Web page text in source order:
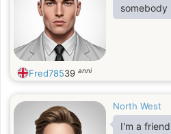
somebody
Fred78539 anni
North West
I'm a